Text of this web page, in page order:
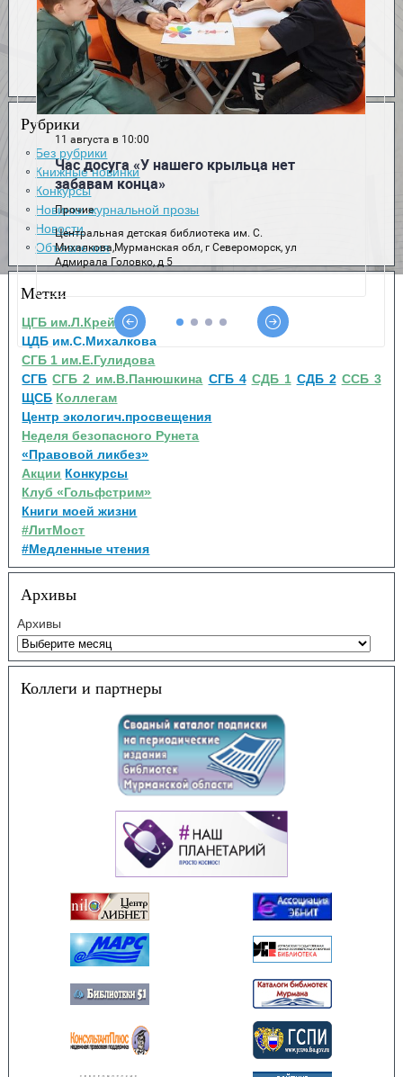
Рубрики
Без рубрики
Книжные новинки
Конкурсы
Новинки журнальной прозы
Новости
Объявления
Метки
ЦГБ им.Л.Крейна
ЦДБ им.С.Михалкова
СГБ 1 им.Е.Гулидова
СГБ СГБ 2 им.В.Панюшкина СГБ 4 СДБ 1 СДБ 2 ССБ 3
ЩСБ Коллегам
Центр экологич.просвещения
Неделя безопасного Рунета
«Правовой ликбез»
Акции Конкурсы
Клуб «Гольфстрим»
Книги моей жизни
#ЛитМост
#Медленные чтения
Архивы
Архивы
Коллеги и партнеры